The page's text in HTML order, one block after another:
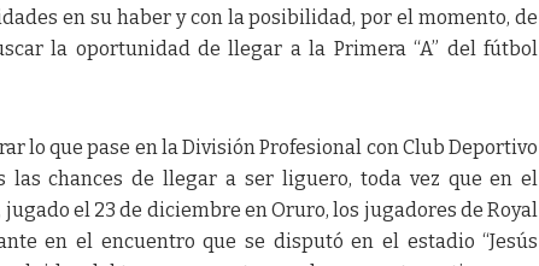
en su haber y con la posibilidad, por el momento, de
la oportunidad de llegar a la Primera “A” del fútbol
lo que pase en la División Profesional con Club Deportivo
las chances de llegar a ser liguero, toda vez que en el
el 23 de diciembre en Oruro, los jugadores de Royal
en el encuentro que se disputó en el estadio “Jesús